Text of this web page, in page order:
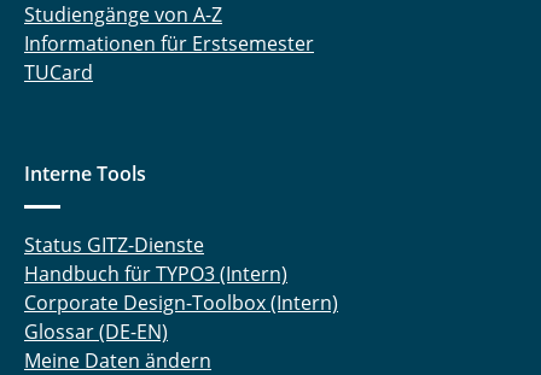
Studiengänge von A-Z
Informationen für Erstsemester
TUCard
Interne Tools
Status GITZ-Dienste
Handbuch für TYPO3 (Intern)
Corporate Design-Toolbox (Intern)
Glossar (DE-EN)
Meine Daten ändern